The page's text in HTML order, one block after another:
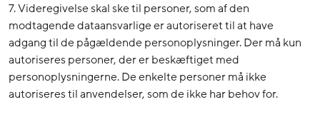
7. Videregivelse skal ske til personer, som af den
modtagende dataansvarlige er autoriseret til at have
adgang til de pågældende personoplysninger. Der må kun
autoriseres personer, der er beskæftiget med
personoplysningerne. De enkelte personer må ikke
autoriseres til anvendelser, som de ikke har behov for.